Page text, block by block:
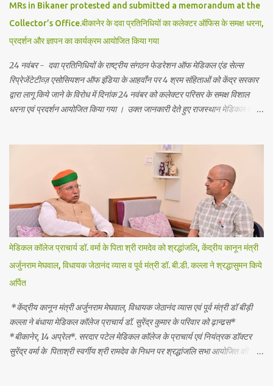
MRs in Bikaner protested and submitted a memorandum at the
Collector’s Office.बीकानेर के दवा प्रतिनिधियों का कलेक्टर ऑफिस के समक्ष धरना,
प्रदर्शन और ज्ञापन का कार्यक्रम आयोजित किया गया
24 नवंबर - दवा प्रतिनिधियों के राष्ट्रीय संगठन फेडरेशन ऑफ मेडिकल एंड सेल्स
रिप्रेजेंटेटीव्ज़ एसोसियशन ऑफ इंडिया के आहवाँन पर 4 श्रम संहिताओं को केंद्र सरकार
द्वारा लागू किये जाने के विरोध में दिनांक 24 नवंबर को कलेक्टर परिसर के समक्ष विशाल
धरना एवं प्रदर्शन आयोजित किया गया । उक्त जानकारी देते हुए राजस्थान मेडिकल एवं
प्रदर्शन किया! उन्होंने बताया कि लंबे समय से दवा उद्योग मे दवा प्रतिनिधियों के लिये समान
एवं वैधानिक सेवा शर्तें लागू करने की मांग केंद्र सरकार के समक्ष लंबित है जिस पर कोई
प्रभावी एवं सकारात्मक कार्यवाही नहीं की गई जिसका दुष्प्रभाव दवा प्रयिनिधियों पर पड़
रहा है । इन्होंने केंद्र सरकार से मांग दोहराइ है कि अविलंब त्रिपक्षीय समिति की मीटिंग
बुलाकर दवा प्रतिनिधियों के लिये समान एवं वैधानिक सेवा शर्ते लागू की जाये । राजस्थान
राज्य मे केंद्र सरकार द्वारा लागू 4 श्रम संहिताओं के...
मेडिकल कॉलेज प्राचार्य डॉ. वर्मा के पिता श्री रामदेव को श्रद्धांजलि, केंद्रीय कानून मंत्री
अर्जुनराम मेघवाल, विधायक जेठानंद व्यास व पूर्व मंत्री डॉ. बी.डी. कल्ला ने श्रद्धासुमन किये
अर्पित
*केंद्रीय कानून मंत्री अर्जुनराम मेघवाल, विधायक जेठानंद व्यास एवं पूर्व मंत्री डॉ बीड़ी
कल्ला ने बंधाया मेडिकल कॉलेज प्राचार्य डॉ. सुरेंद्र कुमार के परिवार को ढ़ान्ढस*
*बीकानेर, 14 अप्रेल*. सरदार पटेल मेडिकल कॉलेज के प्राचार्य एवं नियंत्रक डॉक्टर
सुरेंद्र वर्मा के पिताश्री स्वर्गीय श्री रामदेव के निधन पर श्रद्धांजलि सभा आयोजित की गई।